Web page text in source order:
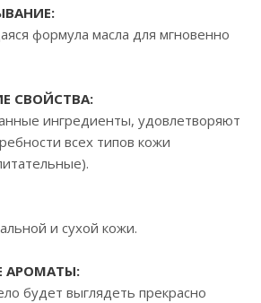
формула масла для мгновенно
СВОЙСТВА:
ингредиенты, удовлетворяют
всех типов кожи
и сухой кожи.
будет выглядеть прекрасно